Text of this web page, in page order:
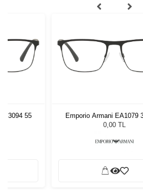
3094 55
Emporio Armani EA1079
0,00 TL